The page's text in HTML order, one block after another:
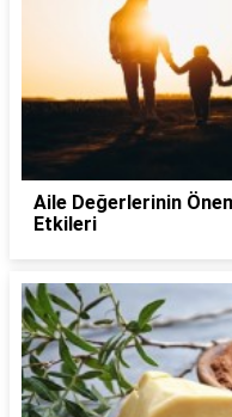
Aile Değerlerinin
Etkileri